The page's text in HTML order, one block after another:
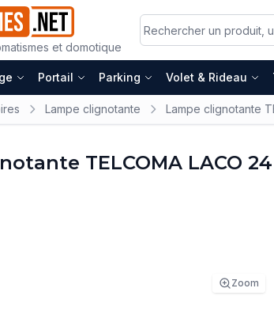
et domotique
Portail Parking Volet & Rideau
Lampe clignotante Lampe clignotante
TELCOMA LACO 24
Zoom